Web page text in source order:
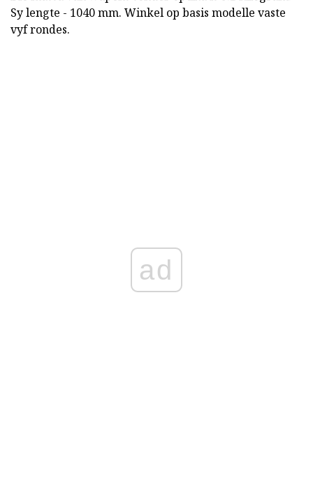
Sy lengte - 1040 mm. Winkel op basis modelle vaste
vyf rondes.
ad